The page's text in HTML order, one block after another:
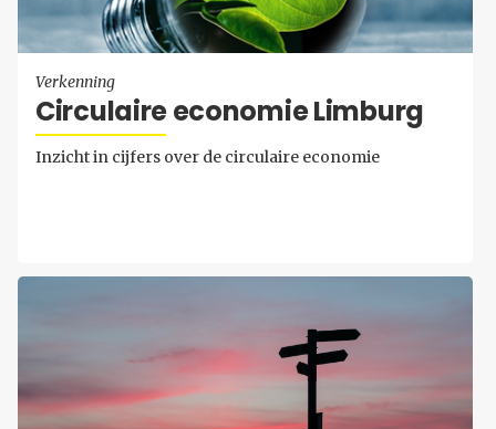
Verkenning
Cir­cu­lai­re eco­no­mie Lim­burg
Inzicht in cijfers over de circulaire economie